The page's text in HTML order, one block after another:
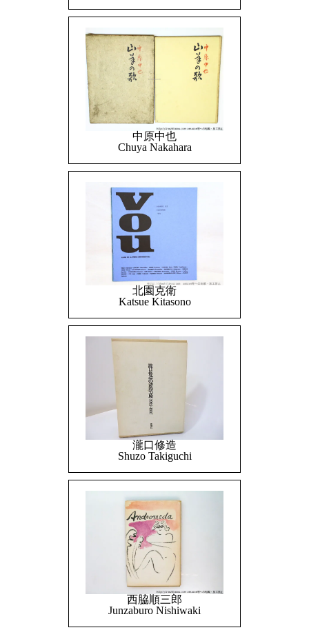
中原中也
Chuya Nakahara
北園克衛
Katsue Kitasono
瀧口修造
Shuzo Takiguchi
西脇順三郎
Junzaburo Nishiwaki